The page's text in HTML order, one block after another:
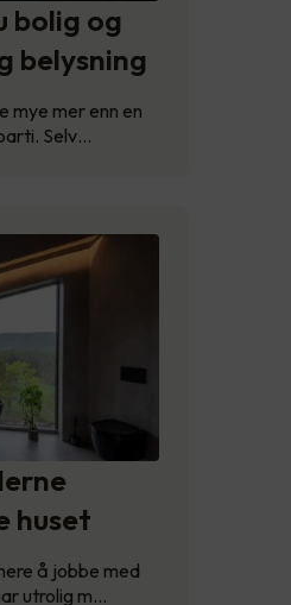
bolig og
belysning
mye mer enn en
Selv…
huset
å jobbe med
utrolig m…